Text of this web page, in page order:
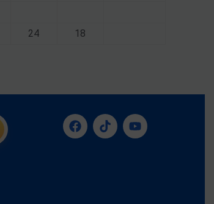
24 18